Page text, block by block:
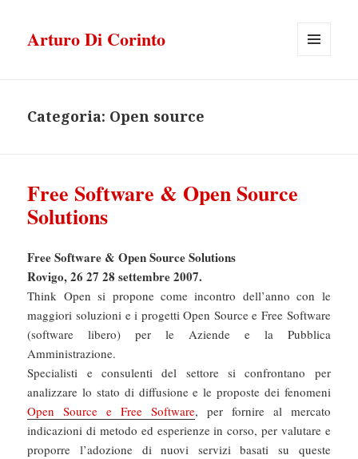
Arturo Di Corinto
Categoria: Open source
Free Software & Open Source
Solutions
Free Software & Open Source Solutions
Rovigo, 26 27 28 settembre 2007.
Think Open si propone come incontro dell’anno con le
maggiori soluzioni e i progetti Open Source e Free Software
(software libero) per le Aziende e la Pubblica
Amministrazione.
Specialisti e consulenti del settore si confrontano per
analizzare lo stato di diffusione e le proposte dei fenomeni
Open Source e Free Software, per fornire al mercato
indicazioni di metodo ed esperienze in corso, per valutare e
proporre l’adozione di nuovi servizi basati su queste